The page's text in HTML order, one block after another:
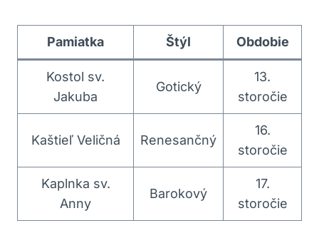
Pamiatka Štýl Obdobie
Kostol⁣ sv.
Jakuba
Gotický
13.⁢
storočie
Kaštieľ Veličná Renesančný
16.
storočie
Kaplnka sv.
Anny
Barokový
17.
storočie